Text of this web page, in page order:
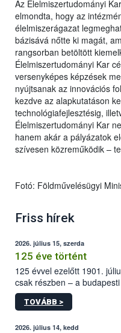
Az Élelmiszertudományi
elmondta, hogy az
élelmiszerágazat
bázisává nőtte ki magát,
rangsorban betöltött
Élelmiszertudományi Kar
versenyképes képzések
nyújtsanak az innovációs
kezdve az alapkutatáson
technológiafejlesztésig,
Élelmiszertudományi Kar
hanem akár a pályázatok
szívesen közreműködik –
Fotó: Földművelésügyi
Friss hírek
2026. július 15, szerda
125 éve történt
125 évvel ezelőtt 1901.
csak részben – a
állomás a Kis Rókus utca
tervezett új épületébe.
TOVÁBB >
2026. július 14, kedd